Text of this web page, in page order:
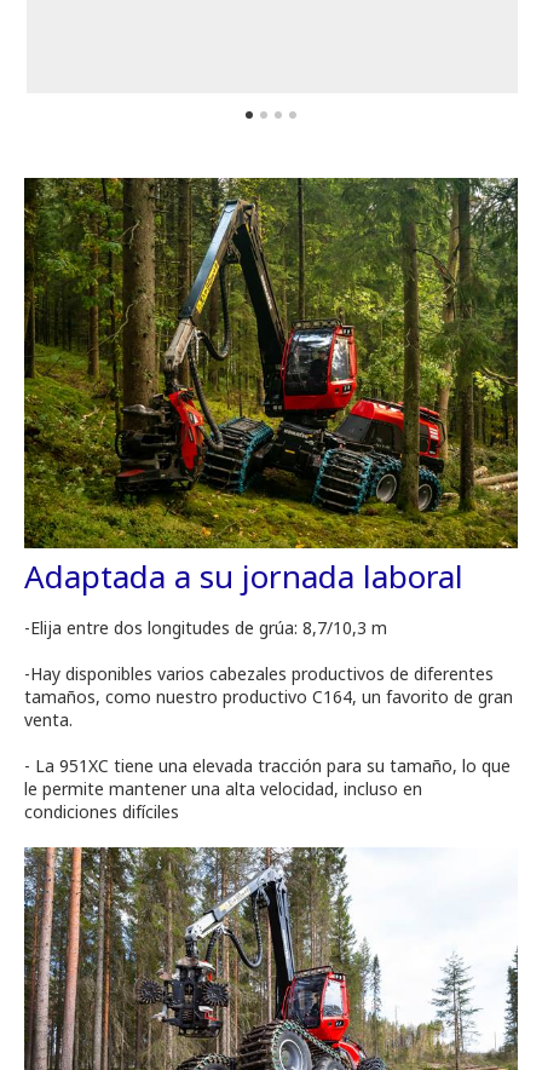
Adaptada a su jornada laboral
-Elija entre dos longitudes de grúa: 8,7/10,3 m
-Hay disponibles varios cabezales productivos de diferentes
tamaños, como nuestro productivo C164, un favorito de gran
venta.
- La 951XC tiene una elevada tracción para su tamaño, lo que
le permite mantener una alta velocidad, incluso en
condiciones difíciles